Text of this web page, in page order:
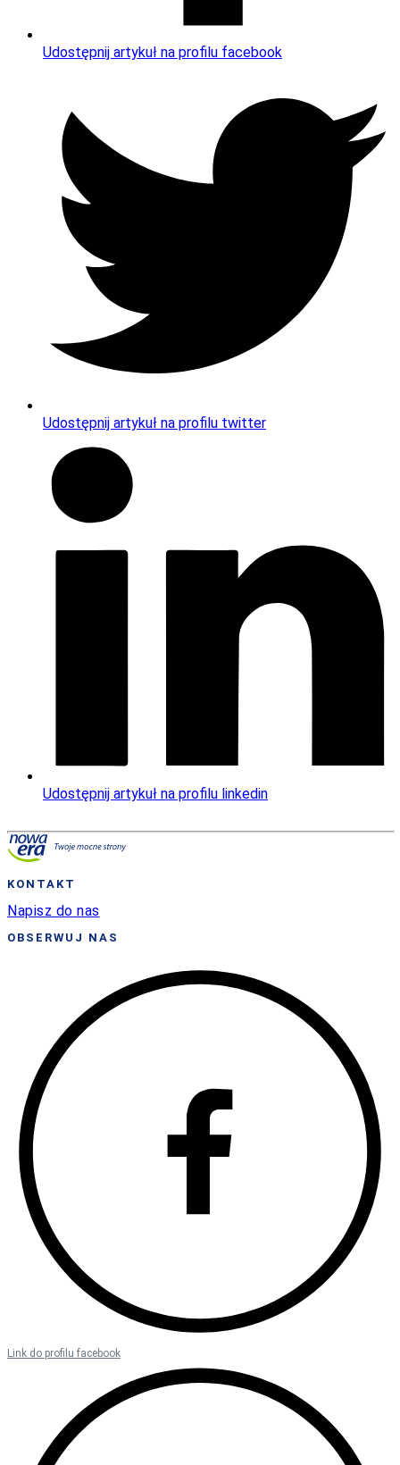
Udostępnij artykuł na profilu facebook
Udostępnij artykuł na profilu twitter
Udostępnij artykuł na profilu linkedin
KONTAKT
Napisz do nas
OBSERWUJ NAS
Link do profilu facebook